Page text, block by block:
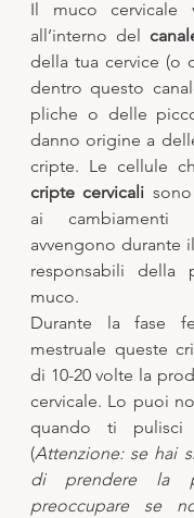
Il muco cervicale
all’interno del
della tua cervice (o
dentro questo
pliche o delle
danno origine a
cripte cervicali
ai cambiamenti
avvengono durante
responsabili della
muco.
Durante la fase
mestruale queste
di 10-20 volte la
cervicale. Lo puoi
quando ti
(Attenzione: se hai
di prendere la
preoccupare se